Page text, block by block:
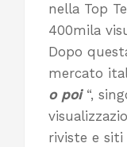
nella Top
400mila
Dopo
mercato
o poi“,
riviste e